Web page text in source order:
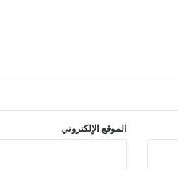
الموقع الإلكتروني